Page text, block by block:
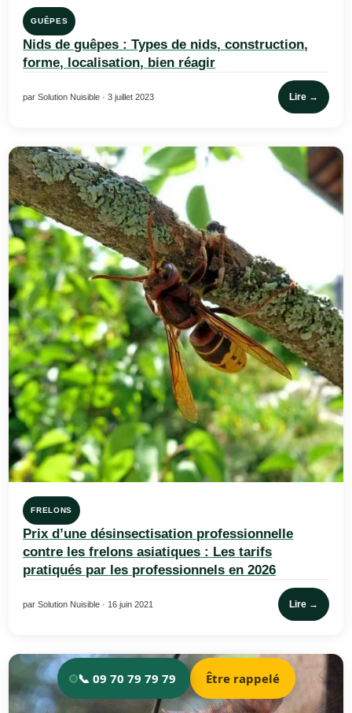
GUÊPES
Nids de guêpes : Types de nids, construction,
forme, localisation, bien réagir
par Solution Nuisible · 3 juillet 2023 Lire →
FRELONS
Prix d’une désinsectisation professionnelle
contre les frelons asiatiques : Les tarifs
pratiqués par les professionnels en 2026
par Solution Nuisible · 16 juin 2021 Lire →